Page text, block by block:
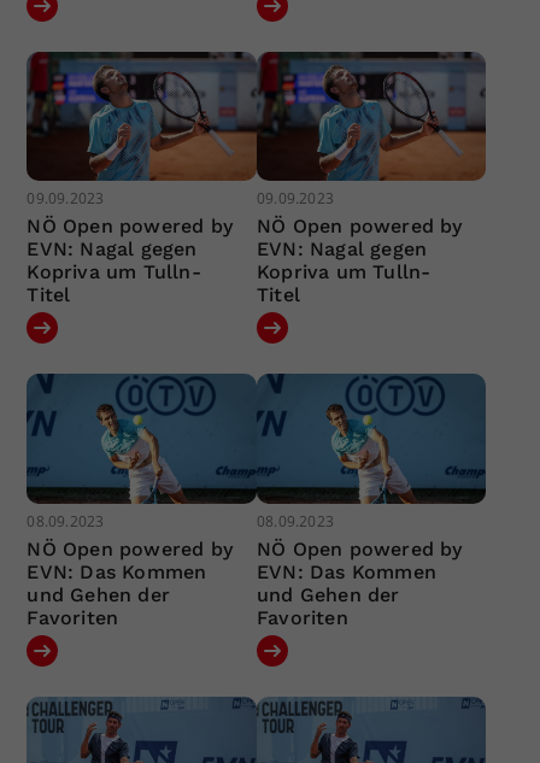
09.09.2023
NÖ Open powered by
EVN: Nagal gegen
Kopriva um Tulln-
Titel
09.09.2023
NÖ Open powered by
EVN: Nagal gegen
Kopriva um Tulln-
Titel
08.09.2023
NÖ Open powered by
EVN: Das Kommen
und Gehen der
Favoriten
08.09.2023
NÖ Open powered by
EVN: Das Kommen
und Gehen der
Favoriten